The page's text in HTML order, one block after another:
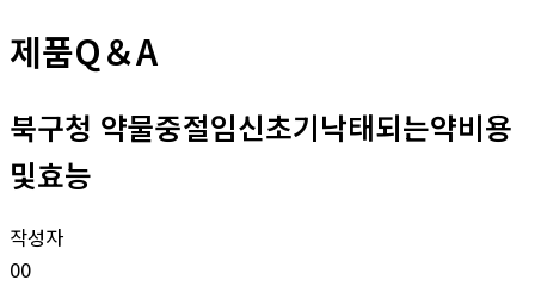
제품Q＆A
북구청 약물중절임신초기낙태되는약비용
및효능
작성자
00